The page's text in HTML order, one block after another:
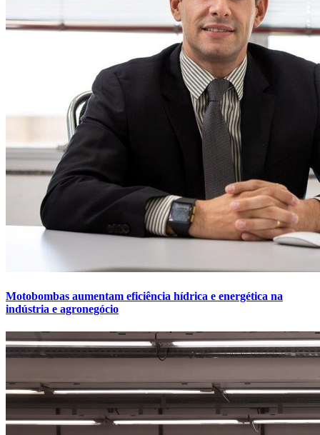
Motobombas aumentam eficiência hídrica e energética na
indústria e agronegócio